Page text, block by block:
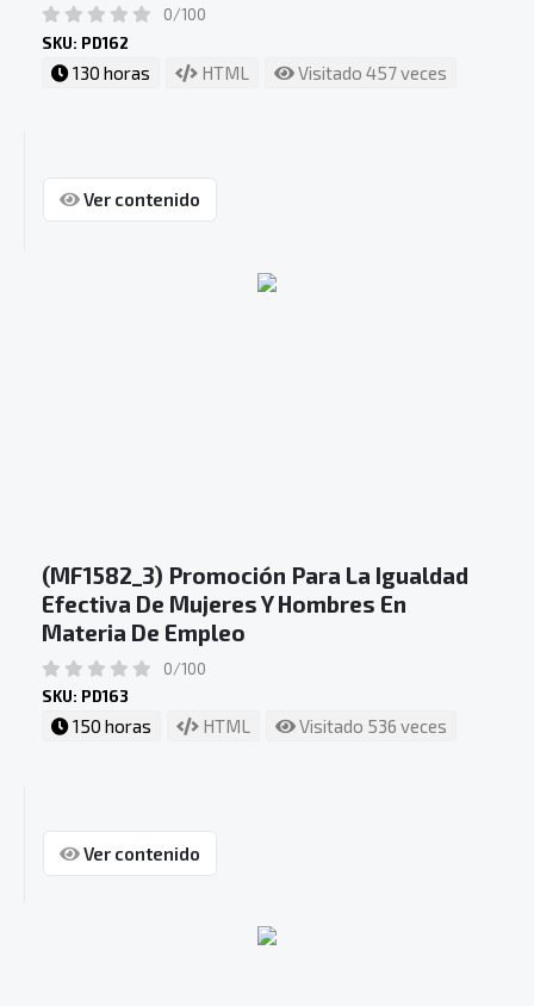
0/100
SKU: PD162
130 horas HTML Visitado 457 veces
Ver contenido
(MF1582_3) Promoción Para La Igualdad
Efectiva De Mujeres Y Hombres En
Materia De Empleo
0/100
SKU: PD163
150 horas HTML Visitado 536 veces
Ver contenido